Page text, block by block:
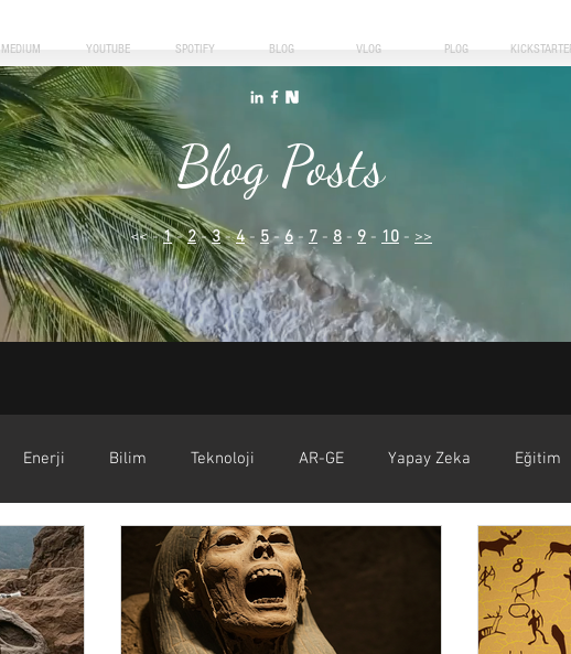
MEDIUM YOUTUBE SPOTIFY BLOG VLOG PLOG
Blog Posts
<< - 1 - 2-3 -4 - 5- 6- 7 - 8 - 9 - 10 - >>
Enerji Bilim Teknoloji AR-GE Yapay Zeka Eğitim
Motivasyon Forbes Başarı & Kariyer Kişisel Gelişim
Strateji Pazarlama İletişim Sanat & Yaşam